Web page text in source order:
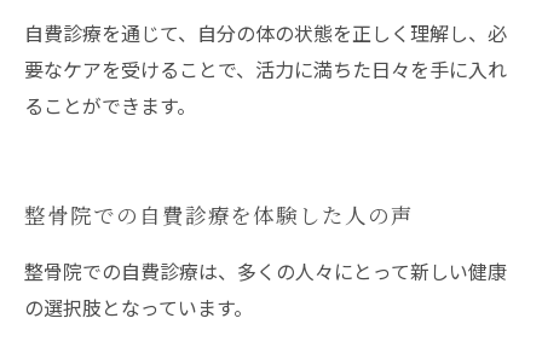
自費診療を通じて、自分の体の状態を正しく理解し、必
要なケアを受けることで、活力に満ちた日々を手に入れ
ることができます。
整骨院での自費診療を体験した人の声
整骨院での自費診療は、多くの人々にとって新しい健康
の選択肢となっています。